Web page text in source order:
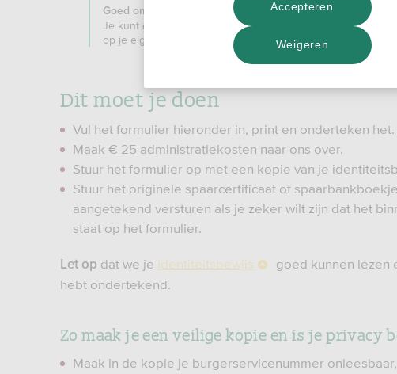
Goed om te weten
Je kunt een spaarbankboekje of spaarcertificaat 'op naam'
op je eigen naam staat.
Dit moet je doen
Vul het formulier hieronder in, print en onderteken het.
Maak € 25 administratiekosten naar ons over.
Stuur het formulier op met een kopie van je
Stuur het originele spaarcertificaat of
aangetekend versturen als je zeker wilt zijn dat het
staat op het formulier.
Let op dat we je identiteitsbewijs
goed kunnen lezen
hebt ondertekend.
Zo maak je een veilige kopie en is je privacy
Maak in de kopie je burgerservicenummer
Weigeren
Accepteren